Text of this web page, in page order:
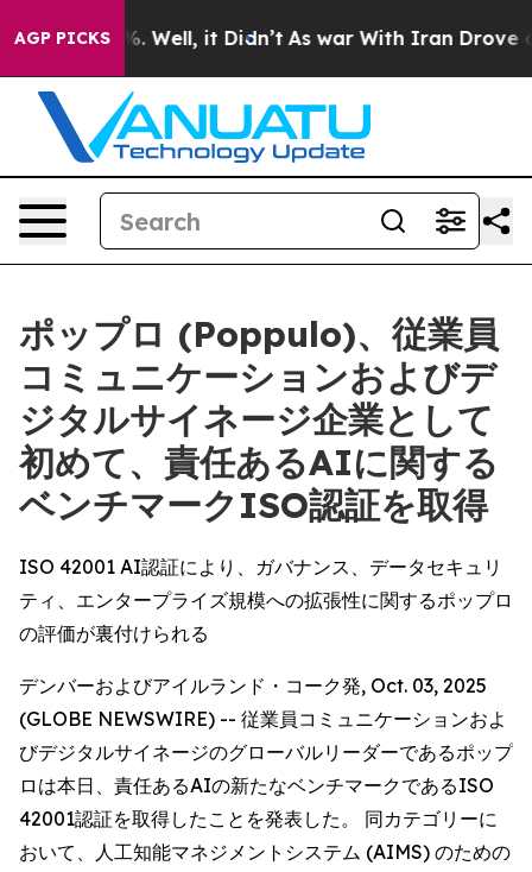
AGP PICKS
40%. Well, it Didn’t As war With Iran Drove oil
ポップロ (Poppulo)、従業員
コミュニケーションおよびデ
ジタルサイネージ企業として
初めて、責任あるAIに関する
ベンチマークISO認証を取得
ISO 42001 AI認証により、ガバナンス、データセキュリ
ティ、エンタープライズ規模への拡張性に関するポップロ
の評価が裏付けられる
デンバーおよびアイルランド・コーク発, Oct. 03, 2025
(GLOBE NEWSWIRE) -- 従業員コミュニケーションおよ
びデジタルサイネージのグローバルリーダーであるポップ
ロは本日、責任あるAIの新たなベンチマークであるISO
42001認証を取得したことを発表した。 同カテゴリーに
おいて、人工知能マネジメントシステム (AIMS) のための